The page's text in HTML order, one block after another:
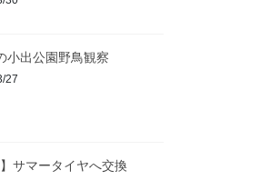
小出公園野鳥観察
27
】サマータイヤへ交換